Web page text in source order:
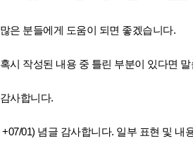
많은 분들에게 도움이 되면 좋겠습니다.
혹시 작성된 내용 중 틀린 부분이 있다면
감사합니다.
+07/01) 념글 감사합니다. 일부 표현 및 내